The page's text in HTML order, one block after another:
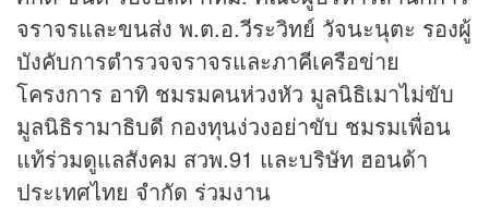
จราจรและขนส่ง พ.ต.อ.วีระวิทย์ วัจนะนุตะ รองผู้
บังคับการตำรวจจราจรและภาคีเครือข่าย
โครงการ อาทิ ชมรมคนห่วงหัว มูลนิธิเมาไม่ขับ
มูลนิธิรามาธิบดี กองทุนง่วงอย่าขับ ชมรมเพื่อน
แท้ร่วมดูแลสังคม สวพ.91 และบริษัท ฮอนด้า
ประเทศไทย จำกัด ร่วมงาน